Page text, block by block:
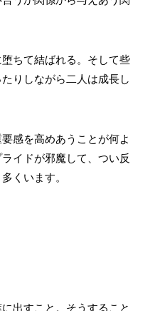
ちて結ばれる。そして些
りしながら二人は成長し
感を高めあうことが何よ
イドが邪魔して、つい反
くいます。
に出すこと。そうすること